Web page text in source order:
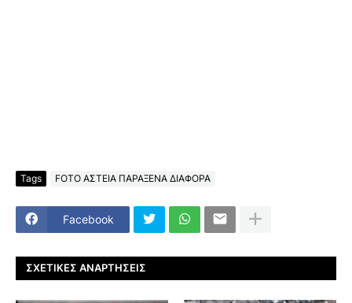
Tags FOTO ΑΣΤΕΙΑ ΠΑΡΑΞΕΝΑ ΔΙΑΦΟΡΑ
Facebook
ΣΧΕΤΙΚΈΣ ΑΝΑΡΤΉΣΕΙΣ